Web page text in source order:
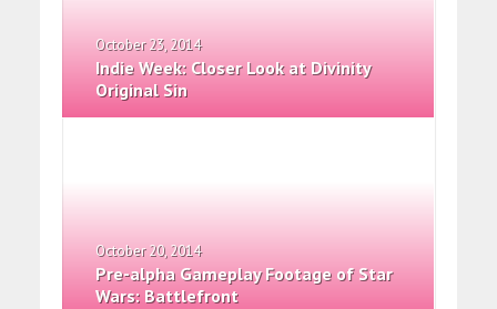
October 23, 2014
Indie Week: Closer Look at Divinity
Original Sin
October 20, 2014
Pre-alpha Gameplay Footage of Star
Wars: Battlefront